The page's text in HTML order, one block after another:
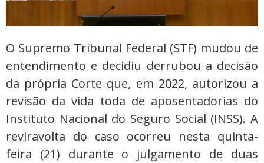
O Supremo Tribunal Federal (STF) mudou de
entendimento e decidiu derrubou a decisão
da própria Corte que, em 2022, autorizou a
revisão da vida toda de aposentadorias do
Instituto Nacional do Seguro Social (INSS). A
reviravolta do caso ocorreu nesta quinta-
feira (21) durante o julgamento de duas